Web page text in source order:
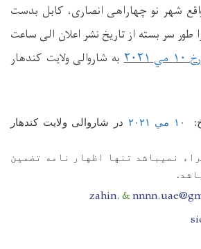
شهر نو چهاراهی انصاری، کابل بدست
طور سر بسته از تاریخ نشر اعلان الی ساعت
به شاروالی ولایت کندهار
۱۰ مي ۲۰۲۱
در شاروالی ولایت کندهار
نمیباشد تنها اظهار نامه تضمین
&
zahin.